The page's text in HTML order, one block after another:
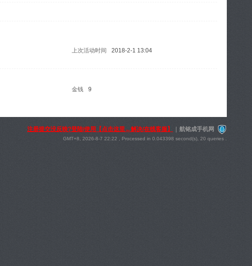
上次活动时间
2018-2-1 13:04
金钱
9
注册提交没反映?登陆/使用【点击这里←解决/在线客服】 航铭成手机网
GMT+8, 2026-8-7 22:22 , Processed in 0.043398 second(s), 20 queries .